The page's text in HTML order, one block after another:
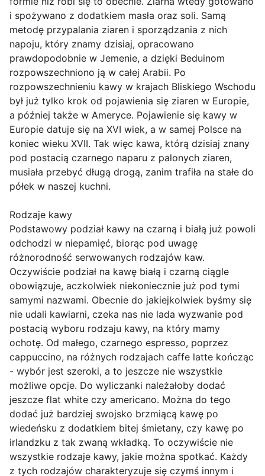
i spożywano z dodatkiem masła oraz soli. Samą
metodę przypalania ziaren i sporządzania z nich
napoju, który znamy dzisiaj, opracowano
prawdopodobnie w Jemenie, a dzięki Beduinom
rozpowszechniono ją w całej Arabii. Po
rozpowszechnieniu kawy w krajach Bliskiego Wschodu
był już tylko krok od pojawienia się ziaren w Europie,
a później także w Ameryce. Pojawienie się kawy w
Europie datuje się na XVI wiek, a w samej Polsce na
koniec wieku XVII. Tak więc kawa, którą dzisiaj znany
pod postacią czarnego naparu z palonych ziaren,
musiała przebyć długą drogą, zanim trafiła na stałe do
półek w naszej kuchni.
Rodzaje kawy
Podstawowy podział kawy na czarną i białą już powoli
odchodzi w niepamięć, biorąc pod uwagę
różnorodność serwowanych rodzajów kaw.
Oczywiście podział na kawę białą i czarną ciągle
obowiązuje, aczkolwiek niekoniecznie już pod tymi
samymi nazwami. Obecnie do jakiejkolwiek byśmy się
nie udali kawiarni, czeka nas nie lada wyzwanie pod
postacią wyboru rodzaju kawy, na który mamy
ochotę. Od małego, czarnego espresso, poprzez
cappuccino, na różnych rodzajach caffe latte kończąc
- wybór jest szeroki, a to jeszcze nie wszystkie
możliwe opcje. Do wyliczanki należałoby dodać
jeszcze flat white czy americano. Można do tego
dodać już bardziej swojsko brzmiącą kawę po
wiedeńsku z dodatkiem bitej śmietany, czy kawę po
irlandzku z tak zwaną wkładką. To oczywiście nie
wszystkie rodzaje kawy, jakie można spotkać. Każdy
z tych rodzajów charakteryzuje się czymś innym i